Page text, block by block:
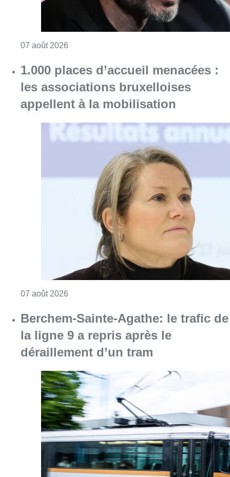
07 août 2026
1.000 places d’accueil menacées :
les associations bruxelloises
appellent à la mobilisation
07 août 2026
Berchem-Sainte-Agathe: le trafic de
la ligne 9 a repris après le
déraillement d’un tram